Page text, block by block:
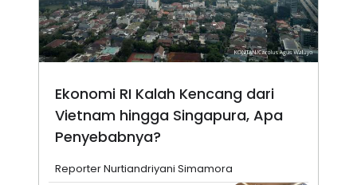
Ekonomi RI Kalah Kencang dari
Vietnam hingga Singapura, Apa
Penyebabnya?
Reporter Nurtiandriyani Simamora